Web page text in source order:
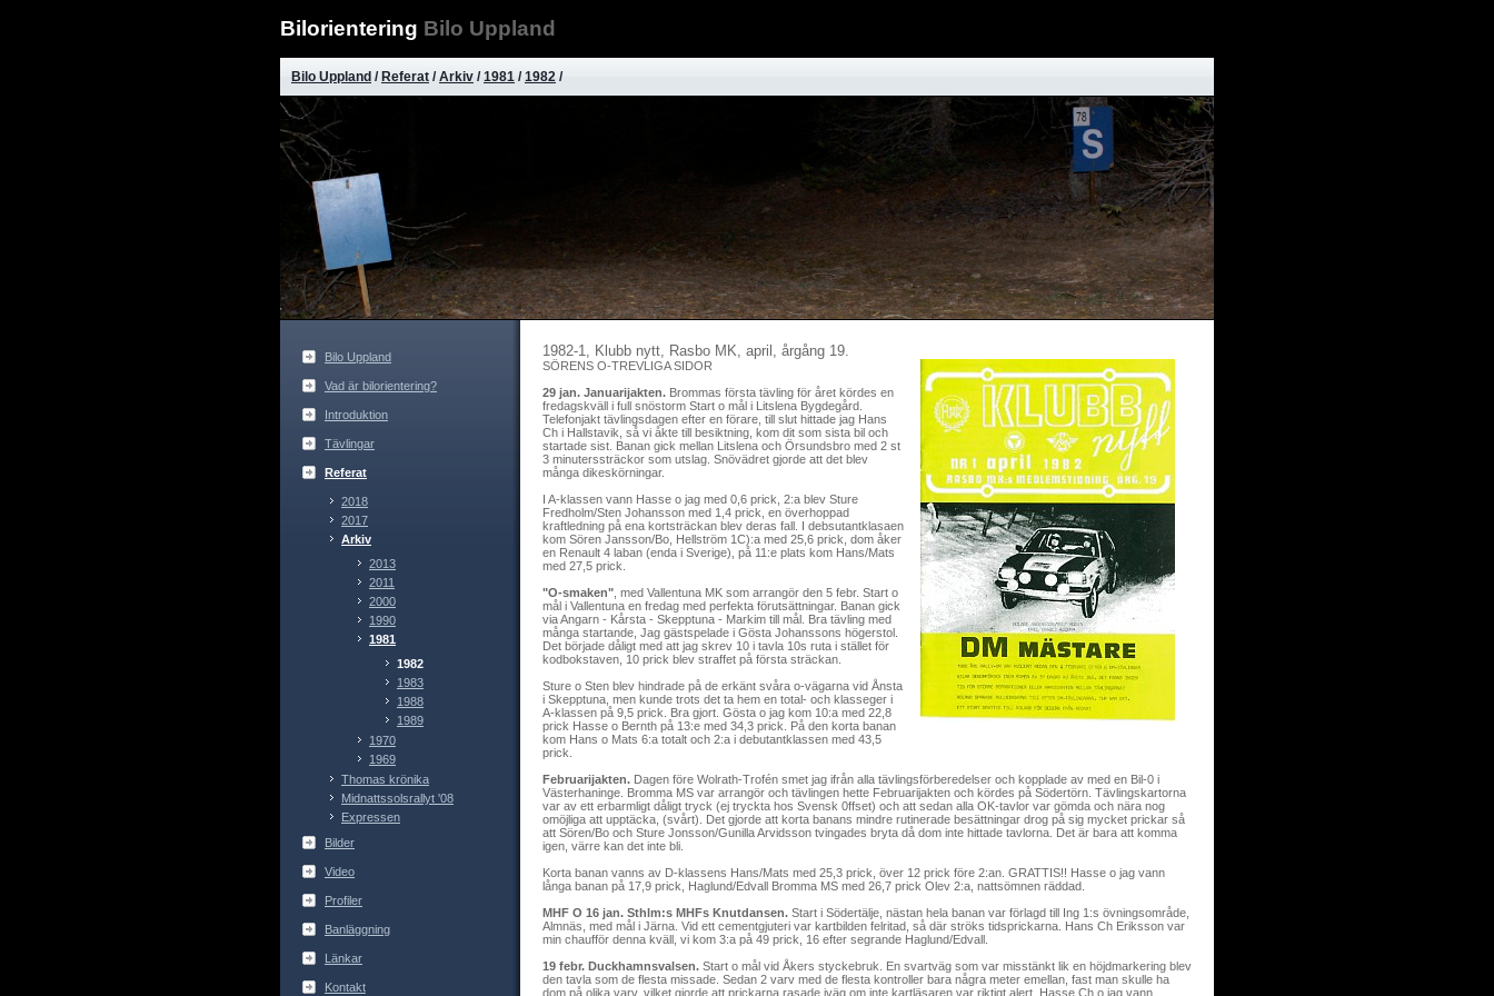
Bilorientering Bilo Uppland
Bilo Uppland / Referat /Arkiv /1981 /1982 /
Bilo Uppland
Vad är bilorientering?
Introduktion
Tävlingar
Referat
2018
2017
Arkiv
2013
2011
2000
1990
1981
1982
1983
1988
1989
1970
1969
Thomas krönika
Midnattssolsrallyt '08
Expressen
Bilder
Video
Profiler
Banläggning
Länkar
Kontakt
1982-1, Klubb nytt, Rasbo MK, april, årgång 19.
SÖRENS O-TREVLIGA SIDOR
29 jan. Januarijakten. Brommas första tävling för året kördes en
fredagskväll i full snöstorm Start o mål i Litslena Bygdegård.
Telefonjakt tävlingsdagen efter en förare, till slut hittade jag Hans
Ch i Hallstavik, så vi åkte till besiktning, kom dit som sista bil och
startade sist. Banan gick mellan Litslena och Örsundsbro med 2 st
3 minuterssträckor som utslag. Snövädret gjorde att det blev
många dikeskörningar.
I A-klassen vann Hasse o jag med 0,6 prick, 2:a blev Sture
Fredholm/Sten Johansson med 1,4 prick, en överhoppad
kraftledning på ena kortsträckan blev deras fall. I debsutantklasaen
kom Sören Jansson/Bo, Hellström 1C):a med 25,6 prick, dom åker
en Renault 4 laban (enda i Sverige), på 11:e plats kom Hans/Mats
med 27,5 prick.
"O-smaken" , med Vallentuna MK som arrangör den 5 febr. Start o
mål i Vallentuna en fredag med perfekta förutsättningar. Banan gick
via Angarn - Kårsta - Skepptuna - Markim till mål. Bra tävling med
många startande, Jag gästspelade i Gösta Johanssons högerstol.
Det började dåligt med att jag skrev 10 i tavla 10s ruta i stället för
kodbokstaven, 10 prick blev straffet på första sträckan.
Sture o Sten blev hindrade på de erkänt svåra o-vägarna vid Ånsta
i Skepptuna, men kunde trots det ta hem en total- och klasseger i
A-klassen på 9,5 prick. Bra gjort. Gösta o jag kom 10:a med 22,8
prick Hasse o Bernth på 13:e med 34,3 prick. På den korta banan
kom Hans o Mats 6:a totalt och 2:a i debutantklassen med 43,5
prick.
Februarijakten. Dagen före Wolrath-Trofén smet jag ifrån alla tävlingsförberedelser och kopplade av med en Bil-0 i
Västerhaninge. Bromma MS var arrangör och tävlingen hette Februarijakten och kördes på Södertörn. Tävlingskartorna
var av ett erbarmligt dåligt tryck (ej tryckta hos Svensk 0ffset) och att sedan alla OK-tavlor var gömda och nära nog
omöjliga att upptäcka, (svårt). Det gjorde att korta banans mindre rutinerade besättningar drog på sig mycket prickar så
att Sören/Bo och Sture Jonsson/Gunilla Arvidsson tvingades bryta då dom inte hittade tavlorna. Det är bara att komma
igen, värre kan det inte bli.
Korta banan vanns av D-klassens Hans/Mats med 25,3 prick, över 12 prick före 2:an. GRATTIS!! Hasse o jag vann
långa banan på 17,9 prick, Haglund/Edvall Bromma MS med 26,7 prick Olev 2:a, nattsömnen räddad.
MHF O 16 jan. Sthlm:s MHFs Knutdansen. Start i Södertälje, nästan hela banan var förlagd till Ing 1:s övningsområde,
Almnäs, med mål i Järna. Vid ett cementgjuteri var kartbilden felritad, så där ströks tidsprickarna. Hans Ch Eriksson var
min chaufför denna kväll, vi kom 3:a på 49 prick, 16 efter segrande Haglund/Edvall.
19 febr. Duckhamnsvalsen. Start o mål vid Åkers styckebruk. En svartväg som var misstänkt lik en höjdmarkering blev
den tavla som de flesta missade. Sedan 2 varv med de flesta kontroller bara några meter emellan, fast man skulle ha
dom på olika varv, vilket gjorde att prickarna rasade iväg om inte kartläsaren var riktigt alert. Hasse Ch o jag vann